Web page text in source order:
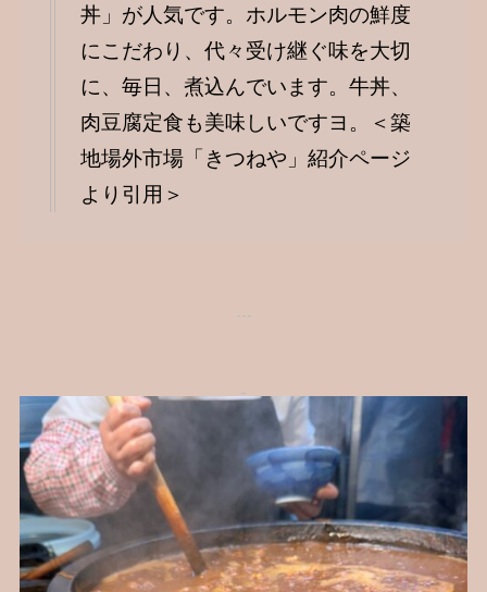
丼」が人気です。ホルモン肉の鮮度
にこだわり、代々受け継ぐ味を大切
に、毎日、煮込んでいます。牛丼、
肉豆腐定食も美味しいですヨ。＜築
地場外市場「きつねや」紹介ページ
より引用＞